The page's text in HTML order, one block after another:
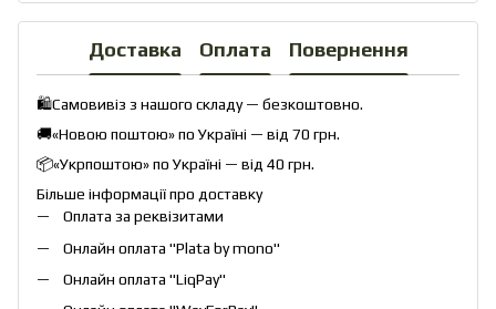
Доставка Оплата Повернення
🛍️Самовивіз з нашого складу — безкоштовно.
🚚«Новою поштою» по Україні — від 70 грн.
📦«Укрпоштою» по Україні — від 40 грн.
Більше інформації про доставку
Оплата за реквізитами
Онлайн оплата "Plata by mono"
Онлайн оплата "LiqPay"